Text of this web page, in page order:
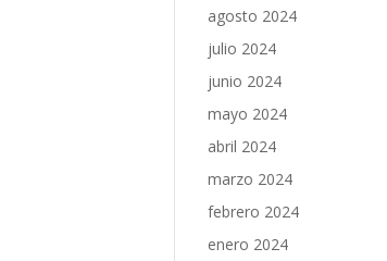
agosto 2024
julio 2024
junio 2024
mayo 2024
abril 2024
marzo 2024
febrero 2024
enero 2024